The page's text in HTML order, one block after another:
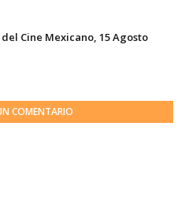
Cine Mexicano, 15 Agosto
COMENTARIO